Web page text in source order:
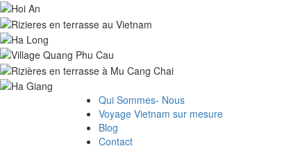
Qui Sommes- Nous
Voyage Vietnam sur mesure
Blog
Contact